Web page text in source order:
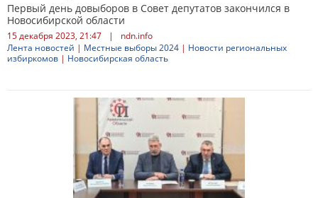
Первый день довыборов в Совет депутатов закончился в
Новосибирской области
15 декабря 2023, 21:47 |
ndn.info
Лента новостей | Местные выборы 2024 | Новости региональных
избиркомов | Новосибирская область